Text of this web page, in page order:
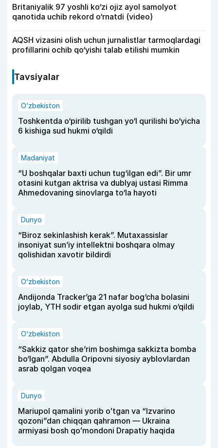
Britaniyalik 97 yoshli ko‘zi ojiz ayol samolyot
qanotida uchib rekord o‘rnatdi (video)
AQSH vizasini olish uchun jurnalistlar tarmoqlardagi
profillarini ochib qo‘yishi talab etilishi mumkin
Tavsiyalar
O‘zbekiston
Toshkentda o‘pirilib tushgan yo‘l qurilishi bo‘yicha
6 kishiga sud hukmi o‘qildi
Madaniyat
“U boshqalar baxti uchun tug‘ilgan edi”. Bir umr
otasini kutgan aktrisa va dublyaj ustasi Rimma
Ahmedovaning sinovlarga to‘la hayoti
Dunyo
“Biroz sekinlashish kerak”. Mutaxassislar
insoniyat sun’iy intellektni boshqara olmay
qolishidan xavotir bildirdi
O‘zbekiston
Andijonda Tracker’ga 21 nafar bog‘cha bolasini
joylab, YTH sodir etgan ayolga sud hukmi o‘qildi
O‘zbekiston
“Sakkiz qator she’rim boshimga sakkizta bomba
bo‘lgan”. Abdulla Oripovni siyosiy ayblovlardan
asrab qolgan voqea
Dunyo
Mariupol qamalini yorib oʻtgan va “Izvarino
qozoni”dan chiqqan qahramon — Ukraina
armiyasi bosh qoʻmondoni Drapatiy haqida